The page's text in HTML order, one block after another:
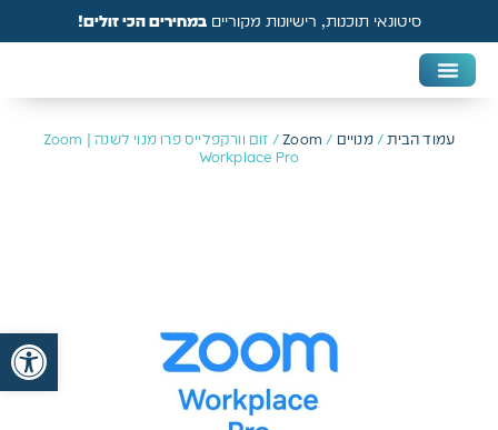
סיטונאי תוכנות, רישיונות מקורייםבמחירים הכי זולים!
עמוד הבית/מנויים /
Zoom
/ זום וורקפלייס פרו מנוי לשנה | Zoom
Workplace Pro